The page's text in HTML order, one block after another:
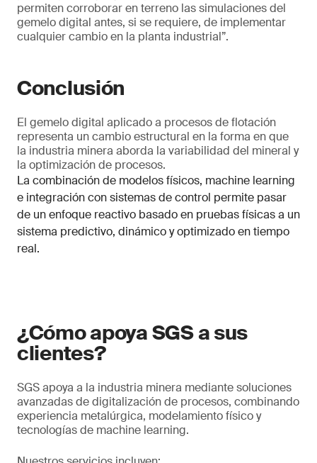
permiten corroborar en terreno las simulaciones del
gemelo digital antes, si se requiere, de implementar
cualquier cambio en la planta industrial”.
Conclusión
El gemelo digital aplicado a procesos de flotación
representa un cambio estructural en la forma en que
la industria minera aborda la variabilidad del mineral y
la optimización de procesos.
La combinación de modelos físicos, machine learning
e integración con sistemas de control permite pasar
de un enfoque reactivo basado en pruebas físicas a un
sistema predictivo, dinámico y optimizado en tiempo
real.
¿Cómo apoya SGS a sus
clientes?
SGS apoya a la industria minera mediante soluciones
avanzadas de digitalización de procesos, combinando
experiencia metalúrgica, modelamiento físico y
tecnologías de machine learning.